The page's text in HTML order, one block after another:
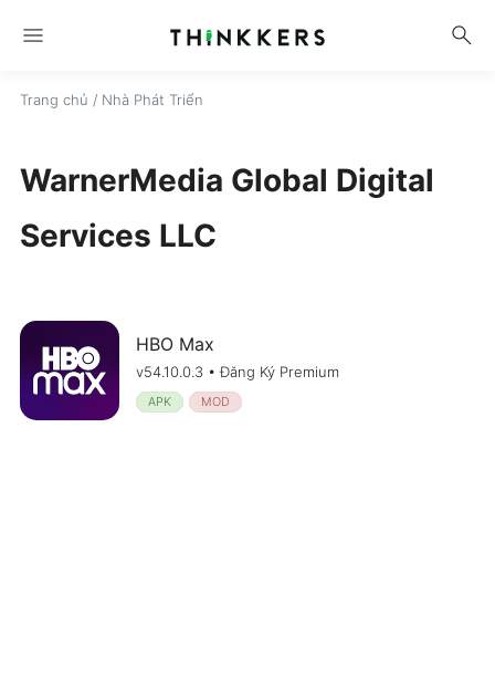
menu search
Trang chủ / Nhà Phát Triển
WarnerMedia Global Digital
Services LLC
HBO Max
v54.10.0.3 • Đăng Ký Premium
APK MOD